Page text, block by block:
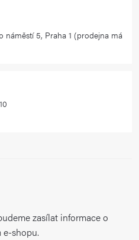
náměstí 5, Praha 1 (prodejna má
zasílat informace o
e-shopu.